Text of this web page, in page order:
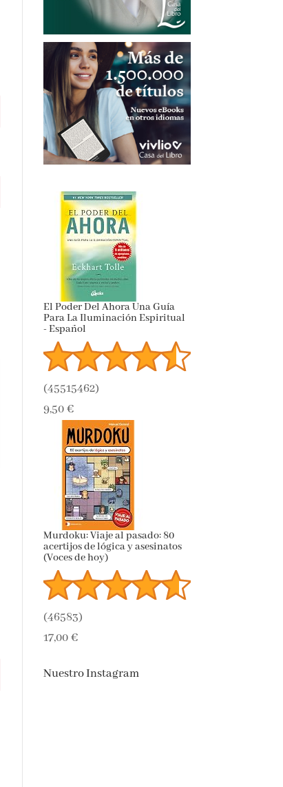
El Poder Del Ahora Una Guía
Para La Iluminación Espiritual
- Español
(45515462)
9,50 €
Murdoku: Viaje al pasado: 80
acertijos de lógica y asesinatos
(Voces de hoy)
(46583)
17,00 €
Nuestro Instagram